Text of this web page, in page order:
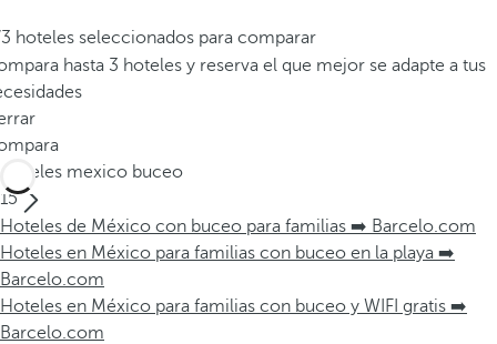
hoteles seleccionados para comparar
hasta 3 hoteles y reserva el que mejor se adapte a tus
Hoteles mexico buceo
15
Hoteles de México con buceo para familias ➡️ Barcelo.com
Hoteles en México para familias con buceo en la playa ➡️
Barcelo.com
Hoteles en México para familias con buceo y WIFI gratis ➡️
Barcelo.com